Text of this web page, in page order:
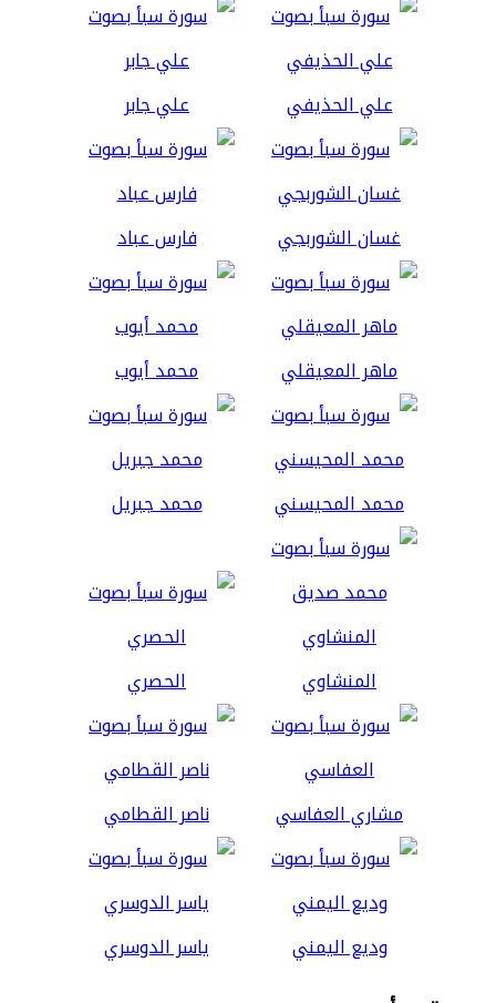
علي الحذيفي علي جابر
غسان الشوربجي فارس عباد
ماهر المعيقلي محمد أيوب
محمد المحيسني محمد جبريل
المنشاوي الحصري
مشاري العفاسي ناصر القطامي
وديع اليمني ياسر الدوسري